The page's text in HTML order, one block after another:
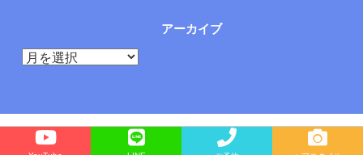
アーカイブ
ア
ブ
Copyright©
たつの市の美容院メーカー講師が教えるぺったんこ髪の解決方法ブログ, 2026 All